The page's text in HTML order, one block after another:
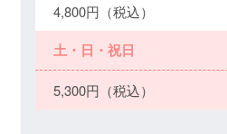
4,800円（税込）
土・日・祝日
5,300円（税込）